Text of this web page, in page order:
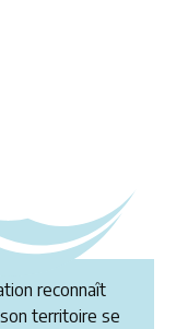
reconnaît
territoire se